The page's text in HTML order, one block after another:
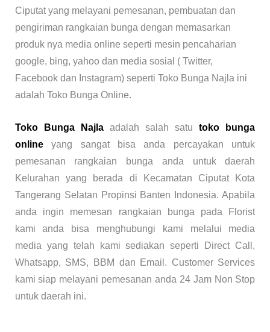
Ciputat yang melayani pemesanan, pembuatan dan
pengiriman rangkaian bunga dengan memasarkan
produk nya media online seperti mesin pencaharian
google, bing, yahoo dan media sosial ( Twitter,
Facebook dan Instagram) seperti Toko Bunga Najla ini
adalah Toko Bunga Online.
Toko Bunga Najlaadalah salah satutoko bunga
online
yang sangat bisa anda percayakan untuk
pemesanan rangkaian bunga anda untuk daerah
Kelurahan yang berada di Kecamatan Ciputat Kota
Tangerang Selatan Propinsi Banten Indonesia. Apabila
anda ingin memesan rangkaian bunga pada Florist
kami anda bisa menghubungi kami melalui media
media yang telah kami sediakan seperti Direct Call,
Whatsapp, SMS, BBM dan Email. Customer Services
kami siap melayani pemesanan anda 24 Jam Non Stop
untuk daerah ini.